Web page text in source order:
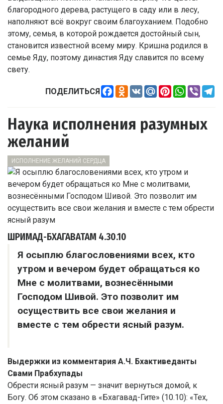
благородного дерева, растущего в саду или в лесу,
наполняют всё вокруг своим благоуханием. Подобно
этому, семья, в которой рождается достойный сын,
становится известной всему миру. Кришна родился в
семье Яду, поэтому династия Яду славится по всему
свету.
ПОДЕЛИТЬСЯ Facebook
Odnoklassniki
VK Mail.RuPinterestWhatsApp
Viber
Наука исполнения разумных
желаний
ИСПОЛНЕНИЕ ЖЕЛАНИЙ СЕРДЦА
ШРИМАД-БХАГАВАТАМ 4.30.10
Я осыплю благословениями всех, кто
утром и вечером будет обращаться ко
Мне с молитвами, вознесёнными
Господом Шивой. Это позволит им
осуществить все свои желания и
вместе с тем обрести ясный разум.
Выдержки из комментария А.Ч. Бхактиведанты
Свами Прабхупады
Обрести ясный разум — значит вернуться домой, к
Богу. Об этом сказано в «Бхагавад-Гите» (10.10): «Тех,